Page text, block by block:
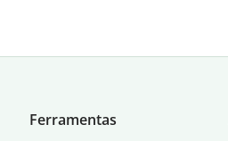
Ferramentas